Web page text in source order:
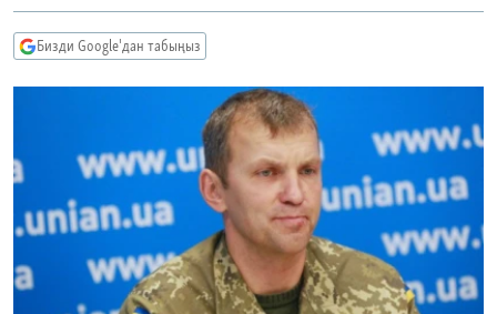
ЭЖЕ-СИҢДИЛЕР
ЫҢГАЙСЫЗ СУРООЛОР
Русский
ЭЕ/АРнун бардык сайттары
Бизди Google'дан табыңыз